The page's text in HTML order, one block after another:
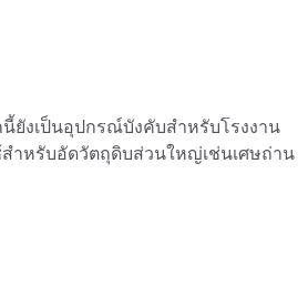
ยังเป็นอุปกรณ์บังคับสำหรับโรงงาน
ำหรับอัดวัตถุดิบส่วนใหญ่เช่นเศษถ่าน